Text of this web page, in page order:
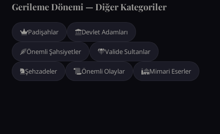
Gerileme Dönemi — Diğer Kategoriler
Padişahlar Devlet Adamları
Önemli Şahsiyetler Valide Sultanlar
Şehzadeler Önemli Olaylar Mimari Eserler